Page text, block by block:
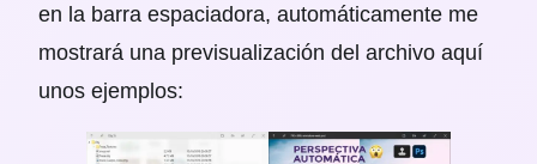
en la barra espaciadora, automáticamente me
mostrará una previsualización del archivo aquí
unos ejemplos: